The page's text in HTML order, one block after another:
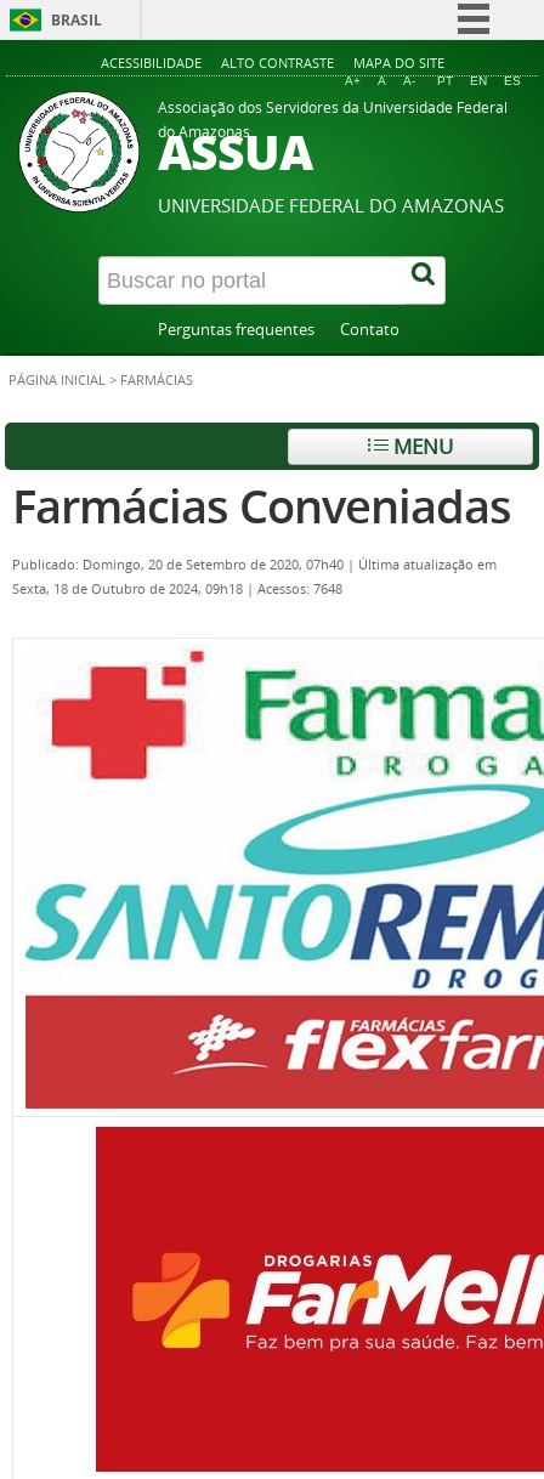
BRASIL
Simplifique!
Comunica BR
Acesso à informação
Legislação
Canais
ACESSIBILIDADE ALTO CONTRASTE MAPA DO SITE
A+ A A- PT EN ES
Associação dos Servidores da Universidade Federal
do Amazonas
ASSUA
UNIVERSIDADE FEDERAL DO AMAZONAS
Perguntas frequentes Contato
PÁGINA INICIAL > FARMÁCIAS
MENU
Farmácias Conveniadas
Publicado: Domingo, 20 de Setembro de 2020, 07h40 | Última atualização em
Sexta, 18 de Outubro de 2024, 09h18 | Acessos: 7648